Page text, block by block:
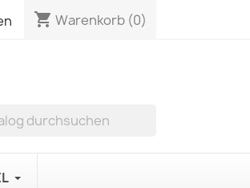
shopping_cart Warenkorb (0)